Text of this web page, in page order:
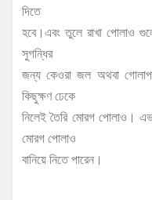
দিতে
হবে।এবং তুলে রাখা পোলাও
সুগন্ধির
জন্য কেওরা জল অথবা
কিছুক্ষণ ঢেকে
নিলেই তৈরি মোরগ পোলাও।
মোরগ পোলাও
বানিয়ে নিতে পারেন।